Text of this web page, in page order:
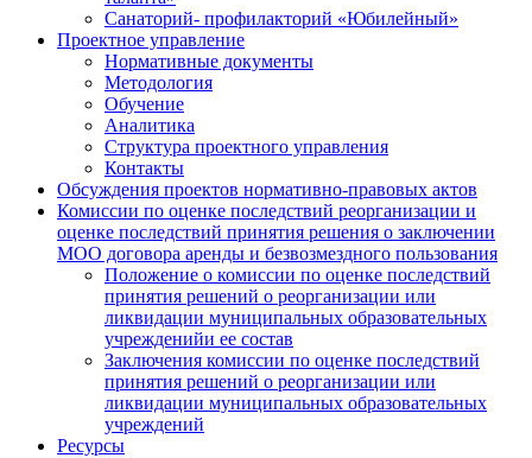
Санаторий- профилакторий «Юбилейный»
Проектное управление
Нормативные документы
Методология
Обучение
Аналитика
Структура проектного управления
Контакты
Обсуждения проектов нормативно-правовых актов
Комиссии по оценке последствий реорганизации и
оценке последствий принятия решения о заключении
МОО договора аренды и безвозмездного пользования
Положение о комиссии по оценке последствий
принятия решений о реорганизации или
ликвидации муниципальных образовательных
учрежденийи ее состав
Заключения комиссии по оценке последствий
принятия решений о реорганизации или
ликвидации муниципальных образовательных
учреждений
Ресурсы